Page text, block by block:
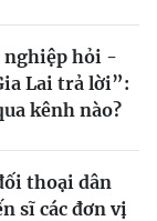
nghiệp hỏi -
Lai trả lời”:
kênh nào?
thoại dân
sĩ các đơn vị